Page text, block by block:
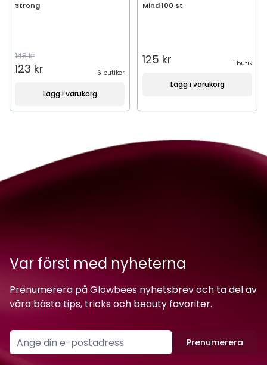
Strong
148 kr
123 kr 6 butiker
Lägg i varukorg
Mind 100 st
125 kr 1 butik
Lägg i varukorg
Var först med nyheterna
Prenumerera på Glowbees nyhetsbrev och ta del av
våra bästa tips, tricks och beauty favoriter.
Prenumerera